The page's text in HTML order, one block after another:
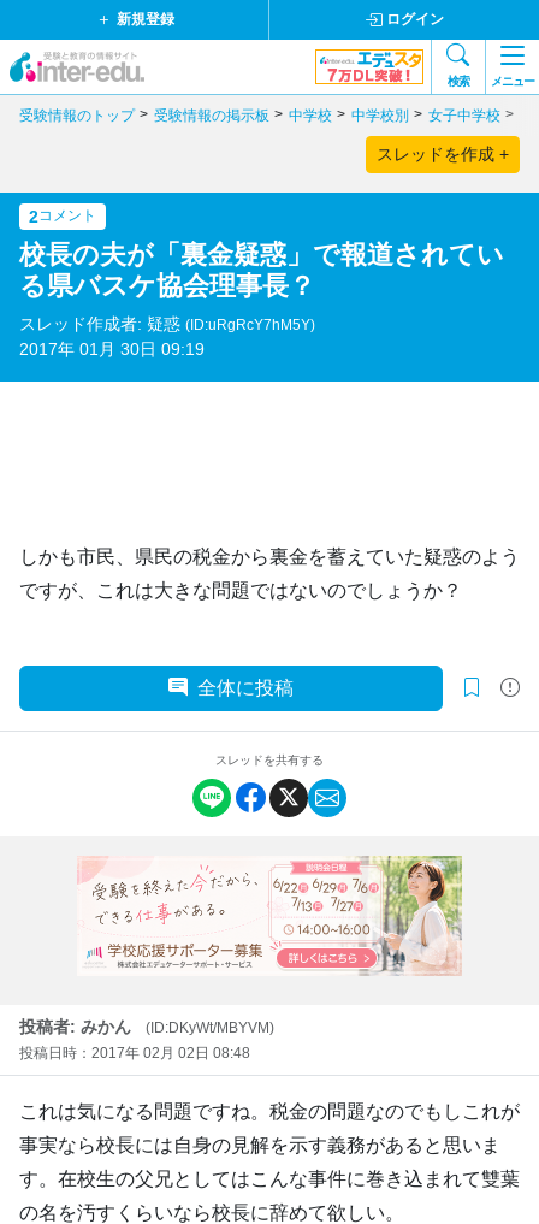
新規登録 ログイン
検索 メニュー
受験情報のトップ 受験情報の掲示板 中学校 中学校別 女子中学校
スレッドを作成 +
2コメント
校長の夫が「裏金疑惑」で報道されてい
る県バスケ協会理事長？
スレッド作成者: 疑惑 (ID:uRgRcY7hM5Y)
2017年 01月 30日 09:19
しかも市民、県民の税金から裏金を蓄えていた疑惑のよう
ですが、これは大きな問題ではないのでしょうか？
全体に投稿
スレッドを共有する
投稿者: みかん
(ID:DKyWt/MBYVM)
投稿日時：2017年 02月 02日 08:48
これは気になる問題ですね。税金の問題なのでもしこれが
事実なら校長には自身の見解を示す義務があると思いま
す。在校生の父兄としてはこんな事件に巻き込まれて雙葉
の名を汚すくらいなら校長に辞めて欲しい。